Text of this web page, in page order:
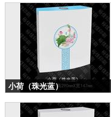
小荷（珠光蓝）